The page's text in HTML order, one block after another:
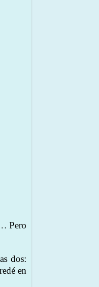
Pero
dos:
en